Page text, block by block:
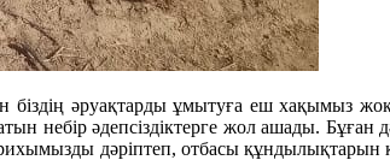
әруақтарды ұмытуға еш хақымыз
небір әдепсіздіктерге жол ашады. Бұған
дәріптеп, отбасы құндылықтарын